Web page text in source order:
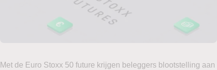
Met de Euro Stoxx 50 future krijgen beleggers blootstelling aan